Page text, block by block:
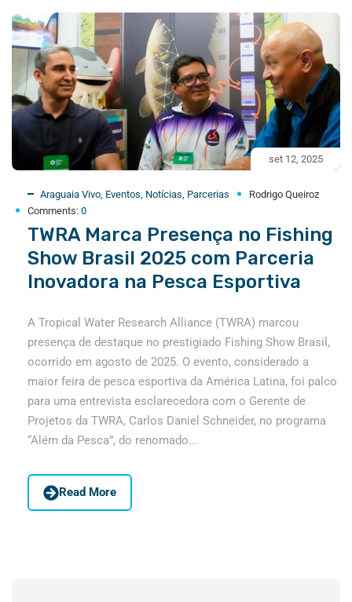
set 12, 2025
Araguaia Vivo Eventos Notícias Parcerias
Rodrigo Queiroz
Comments: 0
TWRA Marca Presença no Fishing
Show Brasil 2025 com Parceria
Inovadora na Pesca Esportiva
A Tropical Water Research Alliance (TWRA) marcou
presença de destaque no prestigiado Fishing Show Brasil,
ocorrido em agosto de 2025. O evento, considerado a
maior feira de pesca esportiva da América Latina, foi palco
para uma entrevista esclarecedora com o Gerente de
Projetos da TWRA, Carlos Daniel Schneider, no programa
“Além da Pesca”, do renomado...
Read More